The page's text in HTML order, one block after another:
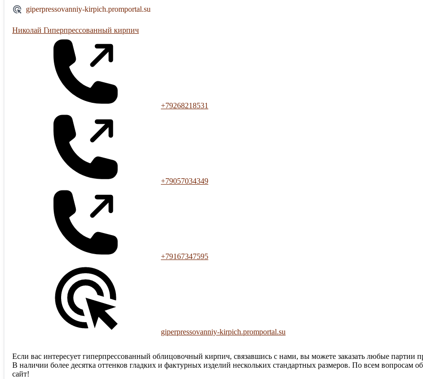
giperpressovanniy-kirpich.promportal.su
Николай Гиперпрессованный кирпич
+79268218531
+79057034349
+79167347595
giperpressovanniy-kirpich.promportal.su
Если вас интересует гиперпрессованный облицовочный кирпич, связавшись с нами, вы можете заказать любые партии
В наличии более десятка оттенков гладких и фактурных изделий нескольких стандартных размеров. По всем вопросам
сайт!